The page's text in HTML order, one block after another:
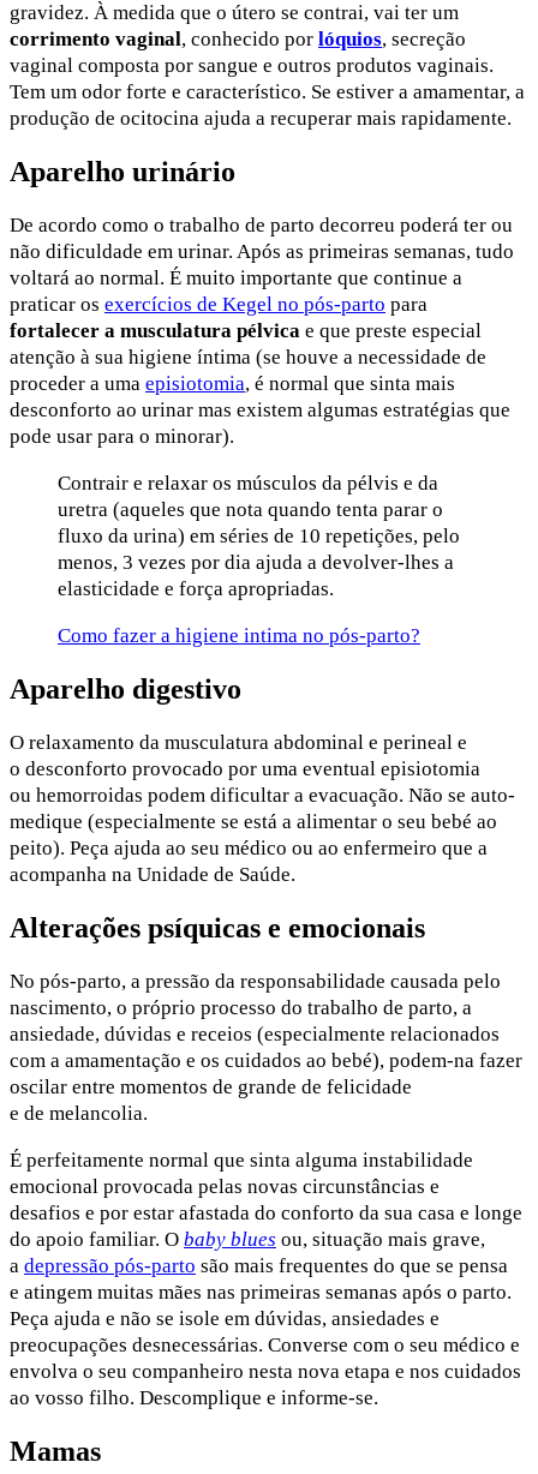
gravidez. À medida que o útero se contrai, vai ter um
corrimento vaginal, conhecido por lóquios, secreção
vaginal composta por sangue e outros produtos vaginais.
Tem um odor forte e característico. Se estiver a amamentar, a
produção de ocitocina ajuda a recuperar mais rapidamente.
Aparelho urinário
De acordo como o trabalho de parto decorreu poderá ter ou
não dificuldade em urinar. Após as primeiras semanas, tudo
voltará ao normal. É muito importante que continue a
praticar os exercícios de Kegel no pós-parto para
fortalecer a musculatura pélvica e que preste especial
atenção à sua higiene íntima (se houve a necessidade de
proceder a uma episiotomia, é normal que sinta mais
desconforto ao urinar mas existem algumas estratégias que
pode usar para o minorar).
Contrair e relaxar os músculos da pélvis e da
uretra (aqueles que nota quando tenta parar o
fluxo da urina) em séries de 10 repetições, pelo
menos, 3 vezes por dia ajuda a devolver-lhes a
elasticidade e força apropriadas.
​Como fazer a higiene intima no pós-parto?
Aparelho digestivo
O relaxamento da musculatura abdominal e perineal e
o desconforto provocado por uma eventual episiotomia
ou hemorroidas podem dificultar a evacuação. Não se auto-
medique (especialmente se está a alimentar o seu bebé ao
peito). Peça ajuda ao seu médico ou ao enfermeiro que a
acompanha na Unidade de Saúde.
Alterações psíquicas e emocionais
No pós-parto, a pressão da responsabilidade causada pelo
nascimento, o próprio processo do trabalho de parto, a
ansiedade, dúvidas e receios (especialmente relacionados
com a amamentação e os cuidados ao bebé), podem-na fazer
oscilar entre momentos de grande de felicidade
e de melancolia.
É perfeitamente normal que sinta alguma instabilidade
emocional provocada pelas novas circunstâncias e
desafios e por estar afastada do conforto da sua casa e longe
do apoio familiar. O baby blues ou, situação mais grave,
a depressão pós-parto são mais frequentes do que se pensa
e atingem muitas mães nas primeiras semanas após o parto.
Peça ajuda e não se isole em dúvidas, ansiedades e
preocupações desnecessárias. Converse com o seu médico e
envolva o seu companheiro nesta nova etapa e nos cuidados
ao vosso filho. Descomplique e informe-se.
Mamas